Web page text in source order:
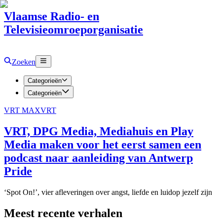
Vlaamse Radio- en
Televisieomroeporganisatie
Zoeken
Categorieën
Categorieën
VRT MAXVRT
VRT, DPG Media, Mediahuis en Play
Media maken voor het eerst samen een
podcast naar aanleiding van Antwerp
Pride
‘Spot On!’, vier afleveringen over angst, liefde en luidop jezelf zijn
Meest recente verhalen